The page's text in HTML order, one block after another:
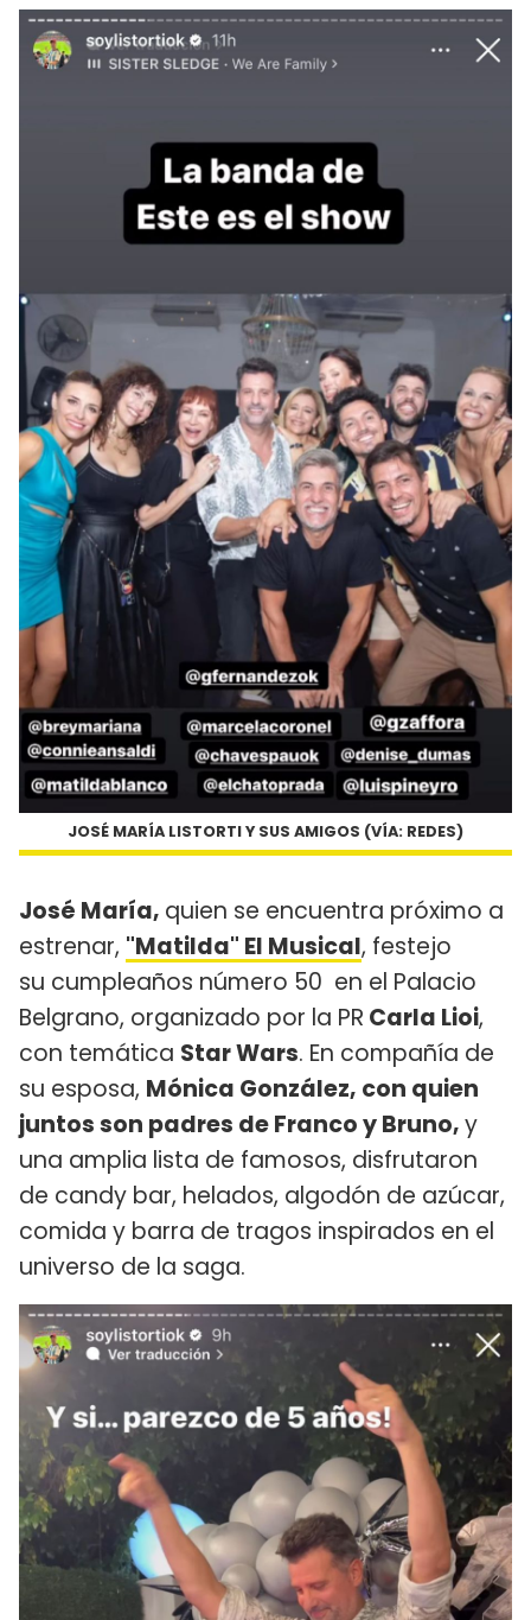
JOSÉ MARÍA LISTORTI Y SUS AMIGOS (VÍA: REDES)
José María, quien se encuentra próximo a
estrenar, "Matilda" El Musical, festejo
su cumpleaños número 50 en el Palacio
Belgrano, organizado por la PR Carla Lioi,
con temática Star Wars. En compañía de
su esposa, Mónica González, con quien
juntos son padres de Franco y Bruno,y
una amplia lista de famosos, disfrutaron
de candy bar, helados, algodón de azúcar,
comida y barra de tragos inspirados en el
universo de la saga.